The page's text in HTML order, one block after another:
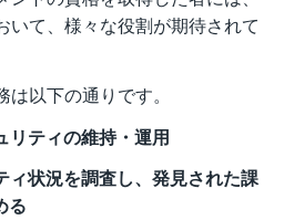
いて、様々な役割が期待されて
以下の通りです。
リティの維持・運用
ィ状況を調査し、発見された課
る